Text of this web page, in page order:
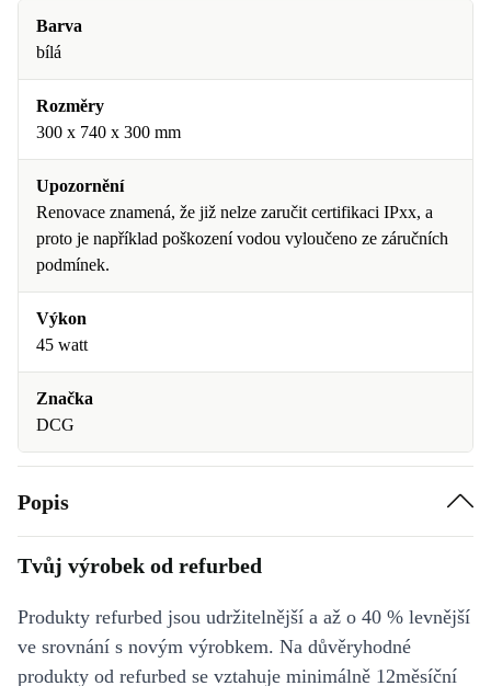
Barva
bílá
Rozměry
300 x 740 x 300 mm
Upozornění
Renovace znamená, že již nelze zaručit certifikaci IPxx, a
proto je například poškození vodou vyloučeno ze záručních
podmínek.
Výkon
45 watt
Značka
DCG
Popis
Tvůj výrobek od refurbed
Produkty refurbed jsou udržitelnější a až o 40 % levnější
ve srovnání s novým výrobkem. Na důvěryhodné
produkty od refurbed se vztahuje minimálně 12měsíční